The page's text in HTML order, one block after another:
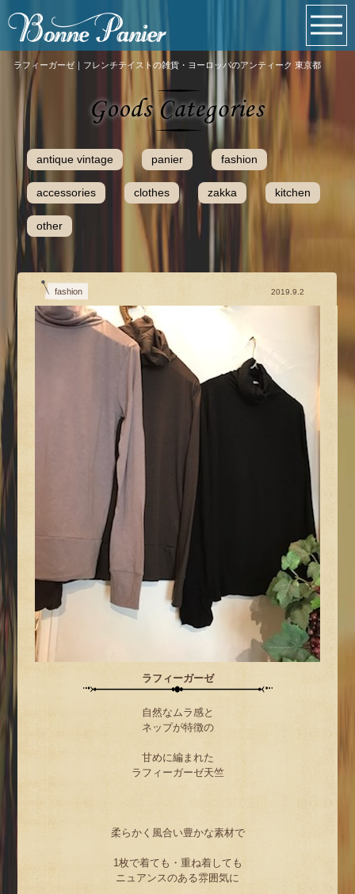
ラフィーガーゼ｜フレンチテイストの雑貨・ヨーロッパのアンティーク 東京都
antique vintage panier fashion
accessories clothes zakka kitchen
other
fashion 2019.9.2
ラフィーガーゼ
自然なムラ感と
ネップが特徴の
甘めに編まれた
ラフィーガーゼ天竺
柔らかく風合い豊かな素材で
1枚で着ても・重ね着しても
ニュアンスのある雰囲気に